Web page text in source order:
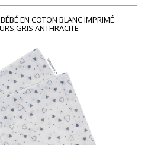
EN COTON BLANC IMPRIMÉ
GRIS ANTHRACITE